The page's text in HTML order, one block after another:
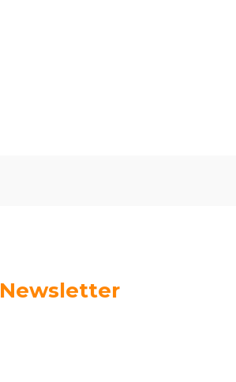
Newsletter